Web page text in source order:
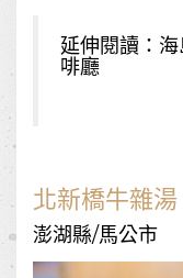
延伸閱讀：
啡廳
北新橋牛雜湯
澎湖縣/馬公市